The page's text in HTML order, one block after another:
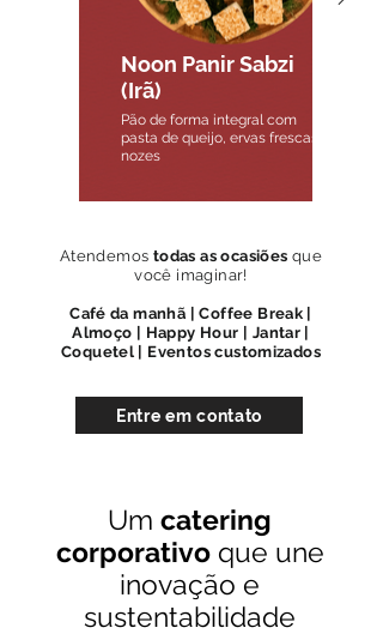
Noon Panir Sabzi
(Irã)
Pão de forma integral com
pasta de queijo, ervas frescas e
nozes
Atendemos todas as ocasiões que
você imaginar!
Café da manhã | Coffee Break |
Almoço | Happy Hour | Jantar |
Coquetel | Eventos customizados
Entre em contato
Um catering
corporativoque une
inovação e
sustentabilidade